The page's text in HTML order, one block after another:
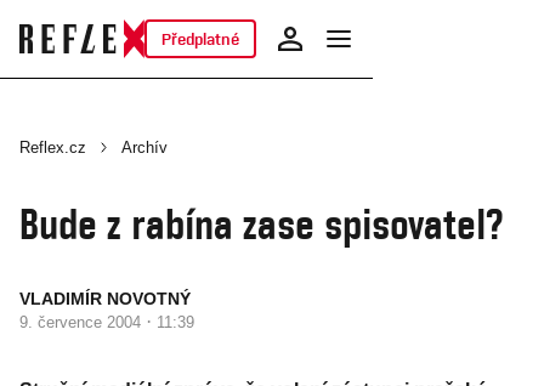
Předplatné
Reflex.cz Archív
Bude z rabína zase spisovatel?
VLADIMÍR NOVOTNÝ
9. července 2004 · 11:39